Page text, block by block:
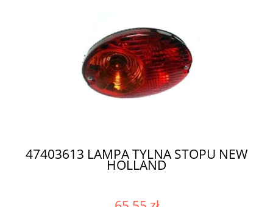
47403613 LAMPA TYLNA STOPU NEW
HOLLAND